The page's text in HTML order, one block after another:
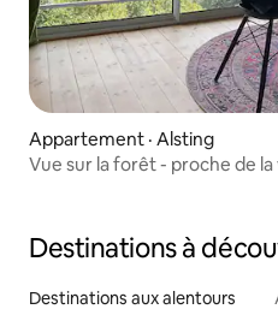
Appartement · Alsting
Vue sur la forêt - proche de la
Destinations à
Destinations aux alentours